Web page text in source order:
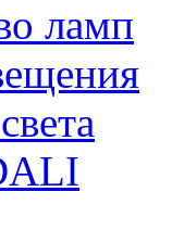
ламп